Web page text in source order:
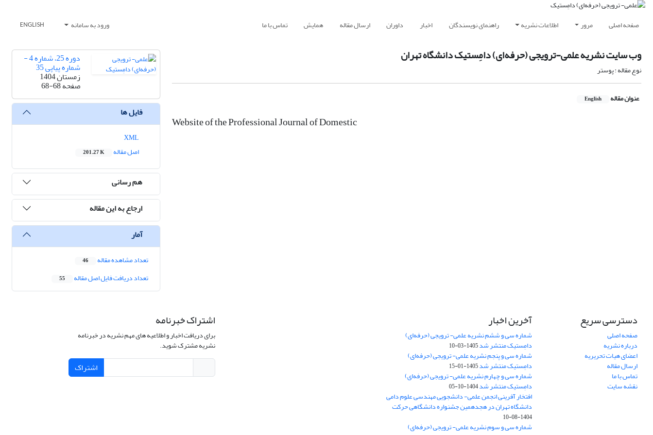
صفحه اصلی مرور اطلاعات نشریه راهنمای نویسندگان اخبار داوران ارسال مقاله همایش تماس با ما ورود به سامانه ENGLISH
وب سایت نشریه علمی-ترویجی (حرفه‌ای) دامِستیک دانشگاه تهران
نوع مقاله : پوستر
عنوان مقاله English
Website of the Professional Journal of Domestic
دوره 25، شماره 4 -
شماره پیاپی 35
زمستان 1404
صفحه68-68
فایل ها
اصل مقاله
201.27 K
هم رسانی
ارجاع به این مقاله
آمار
تعداد مشاهده مقاله 46
تعداد دریافت فایل اصل مقاله 55
دسترسی سریع
صفحه اصلی
درباره نشریه
اعضای هیات تحریریه
ارسال مقاله
تماس با ما
نقشه سایت
آخرین اخبار
شماره سی و ششم نشریه علمی- ترویجی (حرفه‌ای)
دامِستیک منتشر شد1405-03-10
شماره سی و پنجم نشریه علمی- ترویجی (حرفه‌ای)
دامِستیک منتشر شد1405-01-15
شماره سی و چهارم نشریه علمی- ترویجی (حرفه‌ای)
دامِستیک منتشر شد1404-10-05
افتخار آفرینی انجمن علمی- دانشجویی مهندسی علوم دامی
دانشگاه تهران در هجدهمین جشنواره دانشگاهی حرکت
1404-08-10
شماره سی و سوم نشریه علمی- ترویجی (حرفه‌ای)
اشتراک خبرنامه
برای دریافت اخبار و اطلاعیه های مهم نشریه در خبرنامه
نشریه مشترک شوید.
اشتراک